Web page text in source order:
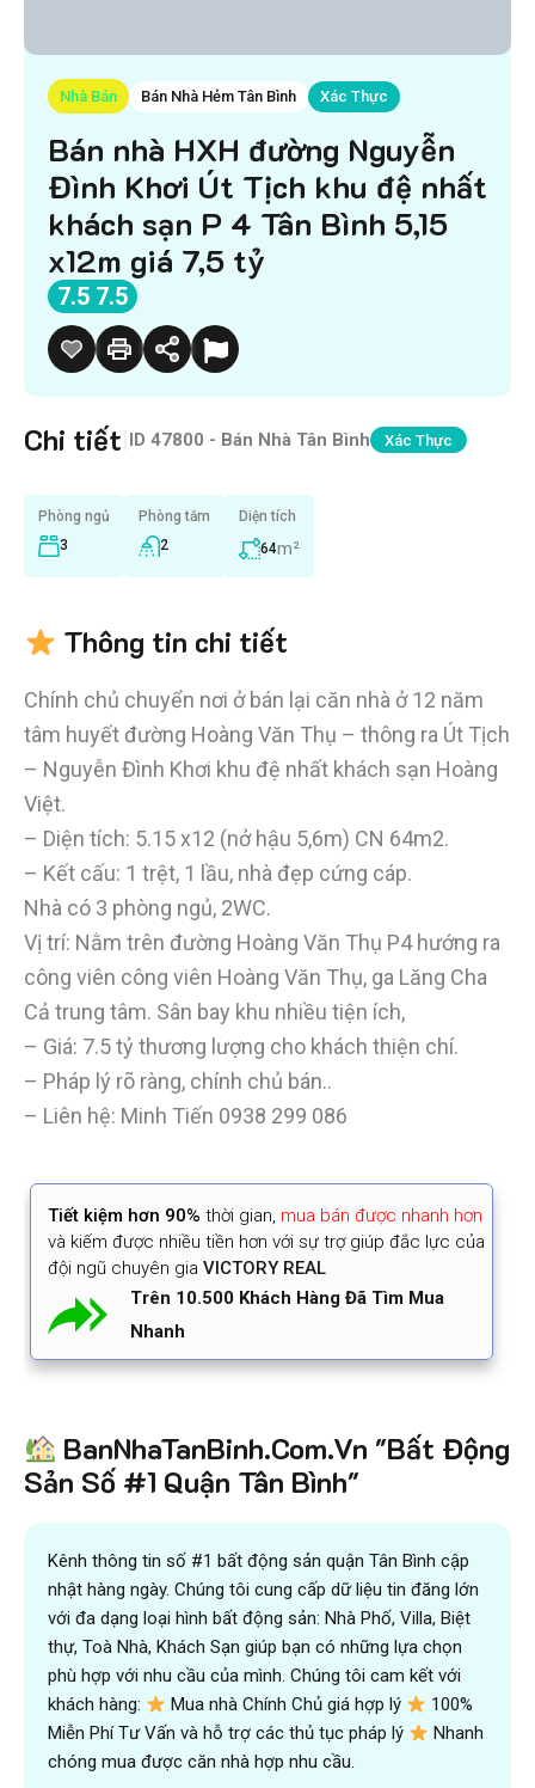
Nhà Bán Bán Nhà Hẻm Tân Bình Xác Thực
Bán nhà HXH đường Nguyễn
Đình Khơi Út Tịch khu đệ nhất
khách sạn P 4 Tân Bình 5,15
x12m giá 7,5 tỷ
7.5 7.5
Chi tiết ID 47800 - Bán Nhà Tân Bình Xác Thực
Phòng ngủ
3
Phòng tắm
2
Diện tích
64m²
Thông tin chi tiết
Chính chủ chuyển nơi ở bán lại căn nhà ở 12 năm
tâm huyết đường Hoàng Văn Thụ – thông ra Út Tịch
– Nguyễn Đình Khơi khu đệ nhất khách sạn Hoàng
Việt.
– Diện tích: 5.15 x12 (nở hậu 5,6m) CN 64m2.
– Kết cấu: 1 trệt, 1 lầu, nhà đẹp cứng cáp.
Nhà có 3 phòng ngủ, 2WC.
Vị trí: Nằm trên đường Hoàng Văn Thụ P4 hướng ra
công viên công viên Hoàng Văn Thụ, ga Lăng Cha
Cả trung tâm. Sân bay khu nhiều tiện ích,
– Giá: 7.5 tỷ thương lượng cho khách thiện chí.
– Pháp lý rõ ràng, chính chủ bán..
– Liên hệ: Minh Tiến 0938 299 086
Tiết kiệm hơn 90% thời gian, mua bán được nhanh hơn
và kiếm được nhiều tiền hơn với sự trợ giúp đắc lực của
đội ngũ chuyên gia VICTORY REAL
Trên 10.500 Khách Hàng Đã Tìm Mua
Nhanh
BanNhaTanBinh.Com.Vn "Bất Động
Sản Số #1 Quận Tân Bình"
Kênh thông tin số #1 bất động sản quận Tân Bình cập
nhật hàng ngày. Chúng tôi cung cấp dữ liệu tin đăng lớn
với đa dạng loại hình bất động sản: Nhà Phố, Villa, Biệt
thự, Toà Nhà, Khách Sạn giúp bạn có những lựa chọn
phù hợp với nhu cầu của mình. Chúng tôi cam kết với
khách hàng:
Mua nhà Chính Chủ giá hợp lý
100%
Miễn Phí Tư Vấn và hỗ trợ các thủ tục pháp lý
Nhanh
chóng mua được căn nhà hợp nhu cầu.